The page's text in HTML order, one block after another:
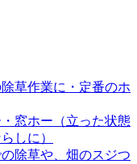
草作業に・定番のホ
窓ホー（立った状態
しに）
除草や、畑のスジつ